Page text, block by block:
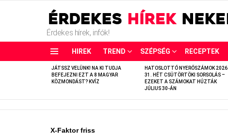
Érdekes hírek, infók!
HIREK TREND SZÉPSÉG RECEPTEK
LATEST
STORIES
JÁTSSZ VELÜNK! NA KI TUDJA
BEFEJEZNI EZT A 8 MAGYAR
KÖZMONDÁST? KVÍZ
HATOSLOTTÓ NYERŐSZÁMOK 2026
31. HÉT CSÜTÖRTÖKI SORSOLÁS –
EZEKET A SZÁMOKAT HÚZTÁK
JÚLIUS 30-ÁN
X-Faktor friss